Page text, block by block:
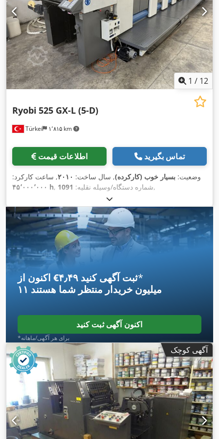
1 / 12
Türkei ۱٬۸۱۵ km
Ryobi 525 GX-L (5-D)
اطلاعات قیمت تماس بگیرید
وضعیت: بسیار خوب (کارکرده), سال ساخت: ۲۰۱۰, ساعت کارکرد:
۴۵٬۰۰۰٬۰۰۰ h
, شماره دستگاه/وسیله نقلیه: 1091 ,
اکنون از ‎€۴٫۴۹ ثبت آگهی کنید*
۱۱ میلیون خریدار منتظر شما هستند
اکنون آگهی ثبت کنید
*برای هر آگهی/ماهانه
آگهی کوچک